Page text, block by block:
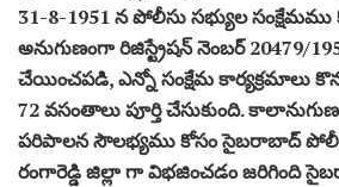
31-8-1951 న పోలీసు సభ్యుల సంక్షేమము
అనుగుణంగా రిజిస్ట్రేషన్ నెంబర్ 20479/
చేయించపడి, ఎన్నో సంక్షేమ కార్యక్రమాలు
72 వసంతాలు పూర్తి చేసుకుంది.
పరిపాలన సౌలభ్యము కోసం సైబరాబాద్
రంగారెడ్డి జిల్లా గా విభజించడం జరిగింది